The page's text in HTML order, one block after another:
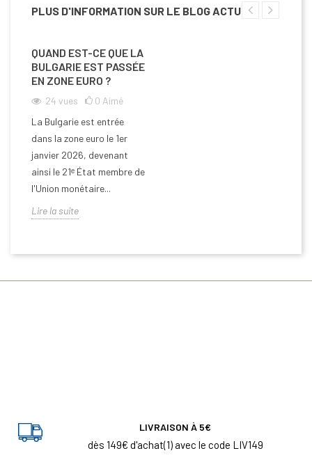
PLUS D'INFORMATION SUR LE BLOG ACTU
QUAND EST-CE QUE LA
BULGARIE EST PASSÉE
EN ZONE EURO ?
24 vues 0 Aimé
La Bulgarie est entrée
dans la zone euro le 1er
janvier 2026, devenant
ainsi le 21ᵉ État membre de
l'Union monétaire...
Lire la suite
LIVRAISON À 5€
dès 149€ d'achat(1) avec le code LIV149